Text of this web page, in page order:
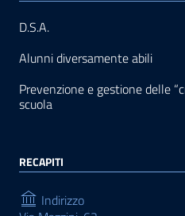
D.S.A.
Alunni diversamente abili
Prevenzione e gestione delle
scuola
RECAPITI
Indirizzo